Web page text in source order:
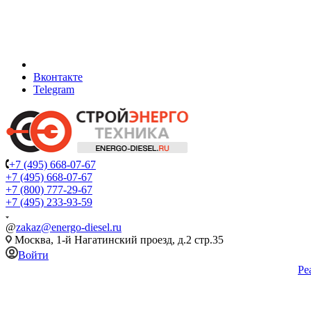
Вконтакте
Telegram
+7 (495) 668-07-67
+7 (495) 668-07-67
+7 (800) 777-29-67
+7 (495) 233-93-59
@zakaz@energo-diesel.ru
Москва, 1-й Нагатинский проезд, д.2 стр.35
Войти